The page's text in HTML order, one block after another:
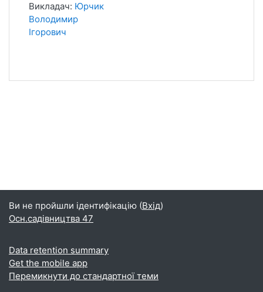
Викладач: Юрчик
Володимир
Ігорович
Ви не пройшли ідентифікацію (Вхід)
Осн.садівництва 47
Data retention summary
Get the mobile app
Перемикнути до стандартної теми